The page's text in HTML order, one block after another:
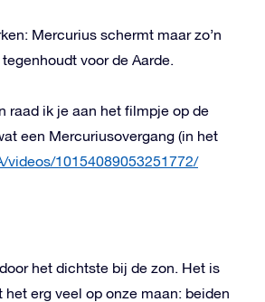
Mercurius schermt maar zo’n
voor de Aarde.
raad ik je aan het filmpje op de
een Mercuriusovergang (in het
videos/10154089053251772/
het dichtste bij de zon. Het is
erg veel op onze maan: beiden